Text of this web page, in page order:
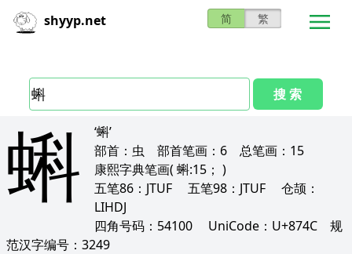
shyyp.net 简 繁
搜 索
蝌
‘蝌’
部首： 虫 部首笔画： 6 总笔画： 15
康熙字典笔画( 蝌:15； )
五笔86： JTUF 五笔98： JTUF 仓颉：
LIHDJ
四角号码： 54100 UniCode： U+874C 规
范汉字编号： 3249